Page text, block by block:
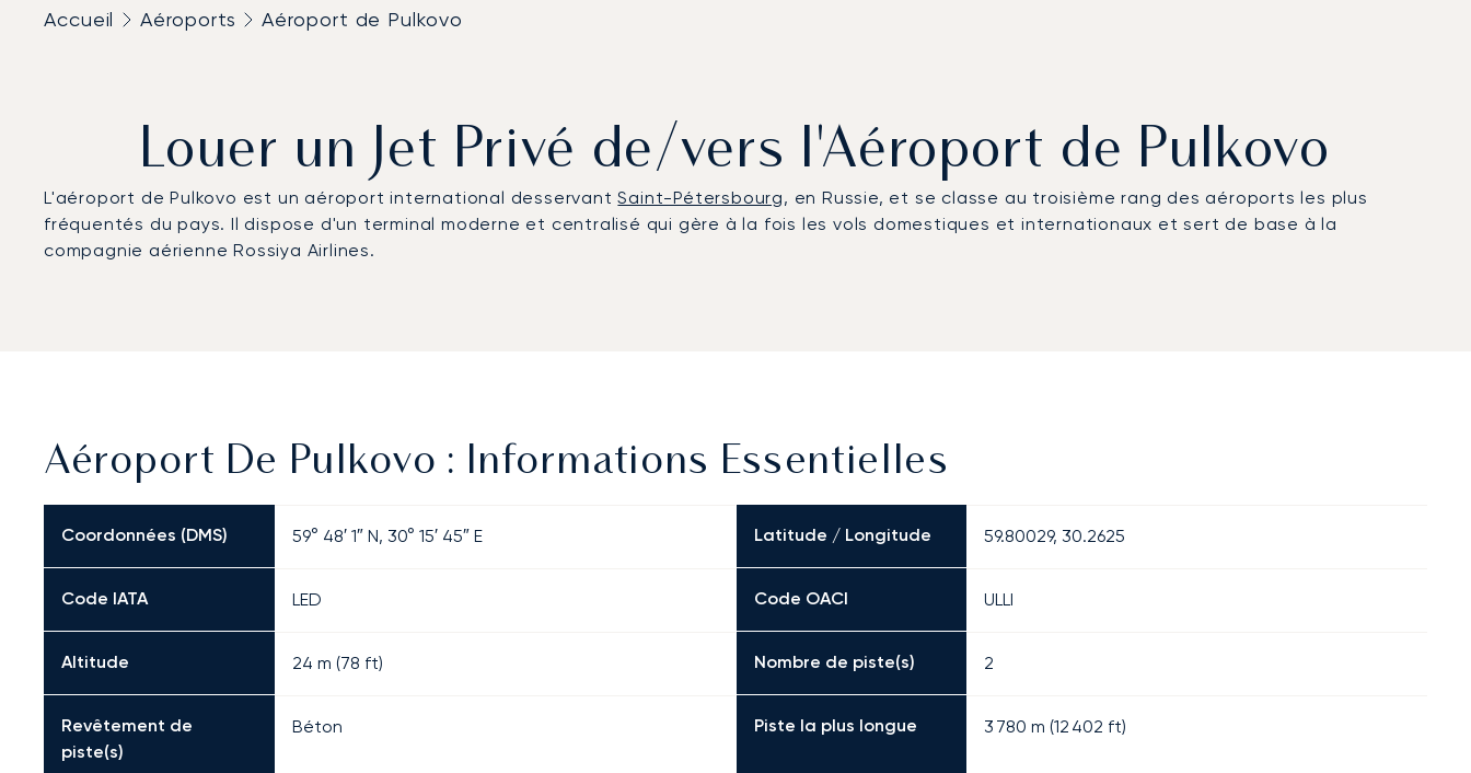
Accueil Aéroports Aéroport de Pulkovo
Louer un Jet Privé de/vers l'Aéroport de Pulkovo
L'aéroport de Pulkovo est un aéroport international desservantSaint-Pétersbourg, en Russie, et se classe au troisième rang des aéroports les plus
fréquentés du pays. Il dispose d'un terminal moderne et centralisé qui gère à la fois les vols domestiques et internationaux et sert de base à la
compagnie aérienne Rossiya Airlines.
Aéroport De Pulkovo : Informations Essentielles
Coordonnées (DMS) 59° 48′ 1″ N, 30° 15′ 45″ E Latitude / Longitude 59.80029, 30.2625
Code IATA LED Code OACI ULLI
Altitude 24 m (78 ft) Nombre de piste(s) 2
Revêtement de
piste(s)
Béton Piste la plus longue 3 780 m (12 402 ft)